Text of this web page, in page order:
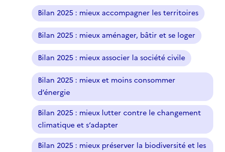
é
)
Bilan 2025 : mieux accompagner les territoires
Bilan 2025 : mieux aménager, bâtir et se loger
Bilan 2025 : mieux associer la société civile
Bilan 2025 : mieux et moins consommer
d’énergie
Bilan 2025 : mieux lutter contre le changement
climatique et s’adapter
Bilan 2025 : mieux préserver la biodiversité et les